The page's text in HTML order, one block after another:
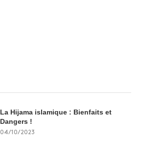
La Hijama islamique : Bienfaits et
Dangers !
04/10/2023